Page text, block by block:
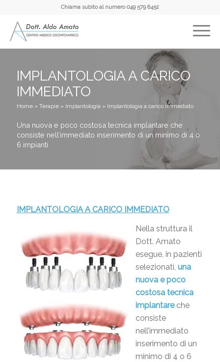
Chiama subito al numero049 579 8452
IMPLANTOLOGIA A CARICO
IMMEDIATO
Home» Terapie» Implantologia » Implantologia a carico immediato
Una nuova e poco costosa tecnica implantare che
consiste nell’immediato inserimento di un minimo di 4 o
6 impianti
IMPLANTOLOGIA A CARICO IMMEDIATO
Nella struttura il
Dott. Amato
esegue, in pazienti
selezionati, una
nuova e poco
costosa tecnica
implantareche
consiste
nell’immediato
inserimento di un
minimo di 4 o 6